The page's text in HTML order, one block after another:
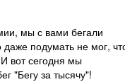
мы с вами бегали
даже подумать не мог,
вот сегодня мы
"Бегу за тысячу"!